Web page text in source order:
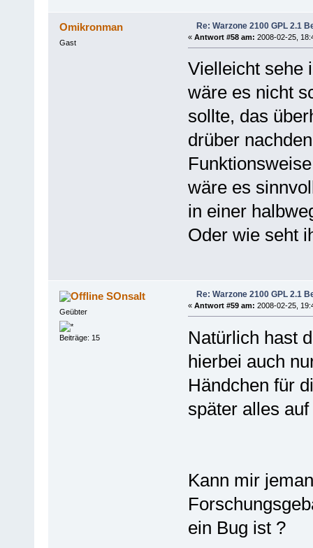
Omikronman
Gast
Re: Warzone 2100 GPL 2.1
« Antwort #58 am: 2008-02-25,
Vielleicht sehe
wäre es nicht
sollte, das
drüber
wäre es
in einer
Oder wie seht
SOnsalt
Geübter
Beiträge: 15
Re: Warzone 2100 GPL 2.1
« Antwort #59 am: 2008-02-25,
Natürlich hast
hierbei auch
Händchen für
später alles
Kann mir
ein Bug ist ?